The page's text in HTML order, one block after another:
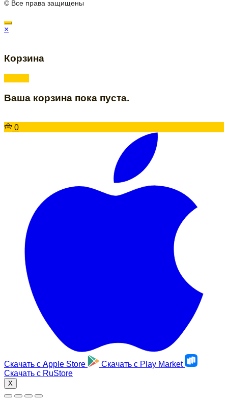
© Все права защищены
×
Корзина
Ваша корзина пока пуста.
0
Скачать с Apple Store Скачать с Play Market
Скачать с RuStore
X